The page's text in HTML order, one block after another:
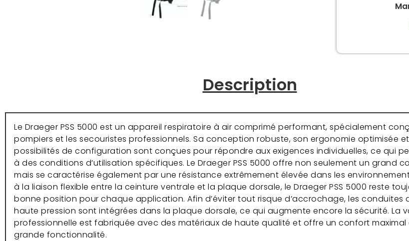
Description
Le Draeger PSS 5000 est un appareil respiratoire à air comprimé performant, spécialement
pompiers et les secouristes professionnels. Sa conception robuste, son ergonomie optimisée
possibilités de configuration sont conçues pour répondre aux exigences individuelles, ce qui
à des conditions d’utilisation spécifiques. Le Draeger PSS 5000 offre non seulement un grand
mais se caractérise également par une résistance extrêmement élevée dans les
à la liaison flexible entre la ceinture ventrale et la plaque dorsale, le Draeger PSS 5000 reste
bonne position pour chaque application. Afin d’éviter tout risque d’accrochage, les conduites
haute pression sont intégrées dans la plaque dorsale, ce qui augmente encore la sécurité. La
professionnelle est fabriquée avec des matériaux de haute qualité et offre un confort maximal
grande fonctionnalité.